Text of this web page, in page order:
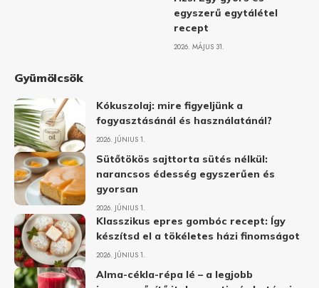
egyszerű egytálétel
recept
2026. MÁJUS 31.
Gyümölcsök
Kókuszolaj: mire figyeljünk a
fogyasztásánál és használatánál?
2026. JÚNIUS 1.
Sütőtökös sajttorta sütés nélkül:
narancsos édesség egyszerűen és
gyorsan
2026. JÚNIUS 1.
Klasszikus epres gombóc recept: Így
készítsd el a tökéletes házi finomságot
2026. JÚNIUS 1.
Alma-cékla-répa lé – a legjobb